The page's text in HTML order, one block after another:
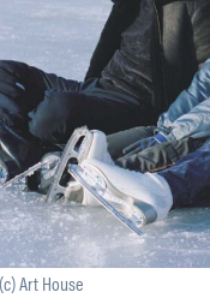
Art House